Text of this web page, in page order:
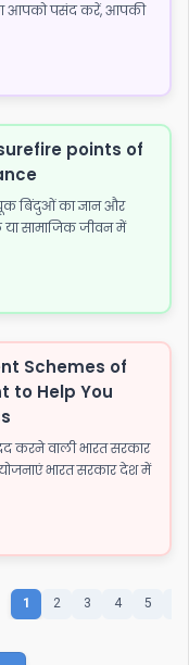
आपको पसंद करें, आपकी
points of
बिंदुओं का ज्ञान और
या सामाजिक जीवन में
Schemes of
to Help You
करने वाली भारत सरकार
भारत सरकार देश में
1 2 3 4 5